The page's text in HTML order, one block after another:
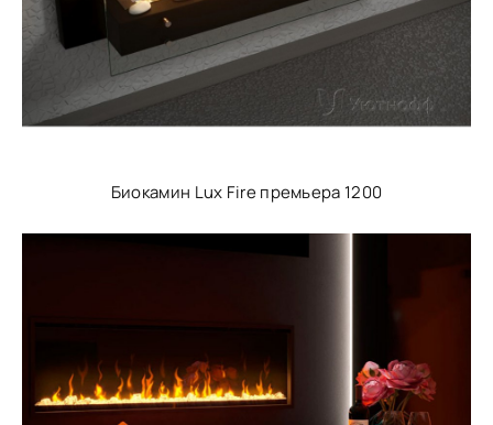
Биокамин Lux Fire премьера 1200